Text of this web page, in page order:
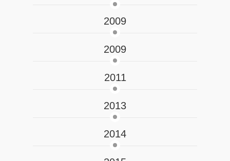
2009
2009
2011
2013
2014